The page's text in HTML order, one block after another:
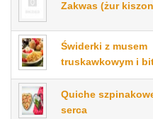
Zakwas (żur
Świderki z musem
truskawkowym i
Quiche
serca